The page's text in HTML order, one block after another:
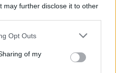
may further disclose it to other
Opt Outs
of my
a kutyáról, amin jól látszik az
kutya legfontosabb adatai: kora,
a te telefonszámod! Ez
a kutyád!
a kutyát valahol), akkor ne új